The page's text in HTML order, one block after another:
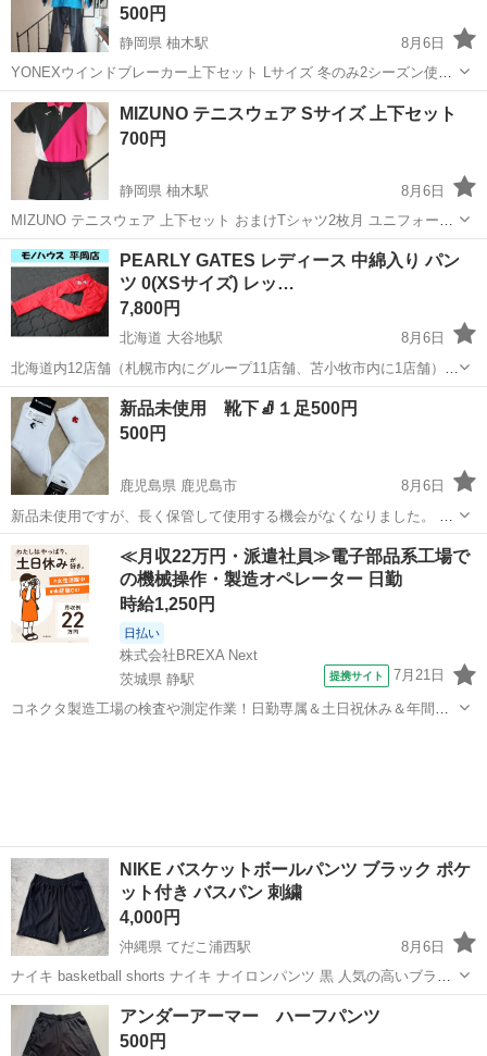
500円
静岡県 柚木駅
8月6日
YONEXウインドブレーカー上下セット Lサイズ 冬のみ2シーズン使
用。 〇画像1枚目と3枚目のオレンジマーク部分(上衣左上腕とズボン左
上方)にローマ字で記名有りますが、申し訳ありません綺麗に解く自信
がありませんので現状で...
静岡 静岡市 スポーツウェア
MIZUNO テニスウェア Sサイズ 上下セット
700円
静岡県 柚木駅
8月6日
MIZUNO テニスウェア 上下セット おまけTシャツ2枚月 ユニフォーム
は部活の試合時のみの使用回数少なめですが 〇画像4枚目：背中にゼ
ッケン用のホック縫い付け跡が残ってしまっています。(4箇所) 〇画像
5枚目：ズボンの...
静岡 静岡市 スポーツウェア
PEARLY GATES レディース 中綿入り パン
ツ 0(XSサイズ) レッ…
7,800円
北海道 大谷地駅
8月6日
北海道内12店舗（札幌市内にグループ11店舗、苫小牧市内に1店舗）
Used Goods Market ★ユーズドグッズマーケット★ 総合リサイクルシ
ョップ アウトレットモノハウス平岡店です。 -------...
北海道 札幌市 大谷地駅 スポーツウェア パーリーゲイツ
新品未使用 靴下🧦１足500円
500円
鹿児島県 鹿児島市
8月6日
新品未使用ですが、長く保管して使用する機会がなくなりました。 ス
ポーツ用にいかがですか？ ２足あります♪ １足500円です。 単品購入
可能です(*´꒳`*) 宜しくお願い致します♪
鹿児島 鹿児島市 スポーツウェア 新品
≪月収22万円・派遣社員≫電子部品系工場で
の機械操作・製造オペレーター 日勤
時給1,250円
日払い
株式会社BREXA Next
茨城県 静駅
提携サイト 7月21日
コネクタ製造工場の検査や測定作業！日勤専属＆土日祝休み＆年間休
NIKE バスケットボールパンツ ブラック ポケ
ット付き バスパン 刺繍
4,000円
沖縄県 てだこ浦西駅
8月6日
ナイキ basketball shorts ナイキ ナイロンパンツ 黒 人気の高いブラッ
クかつポケット付きです。 探すとなかなか無いアイテムかと思いま
す。 画像上では本商品の中心部が褪せているように写ってますが特段
色褪せ...
沖縄 沖縄市 てだこ浦西駅 スポーツウェア
アンダーアーマー ハーフパンツ
500円